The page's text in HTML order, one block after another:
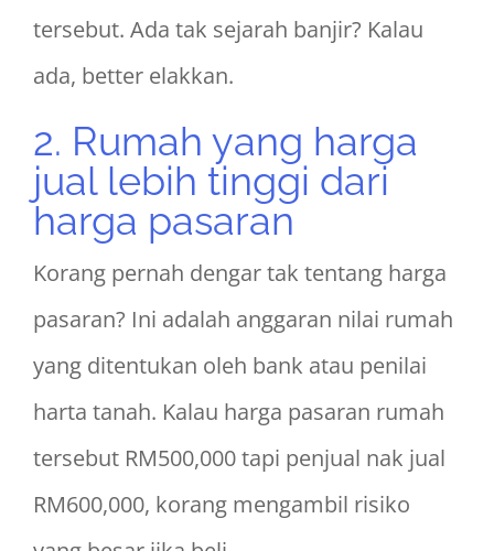
tersebut. Ada tak sejarah banjir? Kalau
ada, better elakkan.
2. Rumah yang harga
jual lebih tinggi dari
harga pasaran
Korang pernah dengar tak tentang harga
pasaran? Ini adalah anggaran nilai rumah
yang ditentukan oleh bank atau penilai
harta tanah. Kalau harga pasaran rumah
tersebut RM500,000 tapi penjual nak jual
RM600,000, korang mengambil risiko